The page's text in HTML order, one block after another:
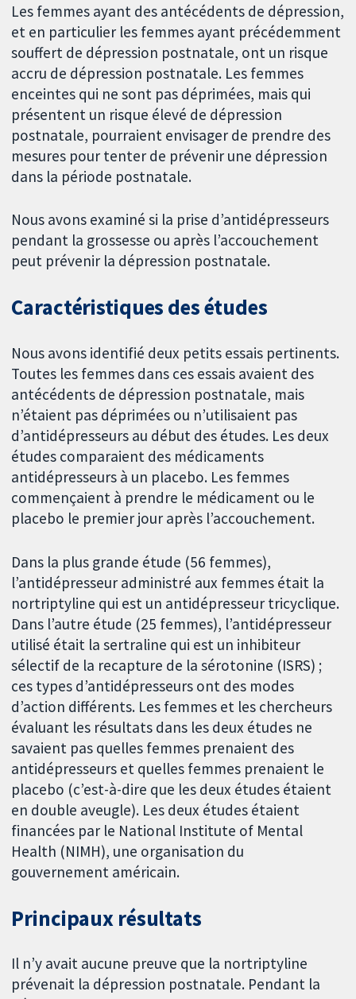
Les femmes ayant des antécédents de dépression,
et en particulier les femmes ayant précédemment
souffert de dépression postnatale, ont un risque
accru de dépression postnatale. Les femmes
enceintes qui ne sont pas déprimées, mais qui
présentent un risque élevé de dépression
postnatale, pourraient envisager de prendre des
mesures pour tenter de prévenir une dépression
dans la période postnatale.
Nous avons examiné si la prise d’antidépresseurs
pendant la grossesse ou après l’accouchement
peut prévenir la dépression postnatale.
Caractéristiques des études
Nous avons identifié deux petits essais pertinents.
Toutes les femmes dans ces essais avaient des
antécédents de dépression postnatale, mais
n’étaient pas déprimées ou n’utilisaient pas
d’antidépresseurs au début des études. Les deux
études comparaient des médicaments
antidépresseurs à un placebo. Les femmes
commençaient à prendre le médicament ou le
placebo le premier jour après l’accouchement.
Dans la plus grande étude (56 femmes),
l’antidépresseur administré aux femmes était la
nortriptyline qui est un antidépresseur tricyclique.
Dans l’autre étude (25 femmes), l’antidépresseur
utilisé était la sertraline qui est un inhibiteur
sélectif de la recapture de la sérotonine (ISRS) ;
ces types d’antidépresseurs ont des modes
d’action différents. Les femmes et les chercheurs
évaluant les résultats dans les deux études ne
savaient pas quelles femmes prenaient des
antidépresseurs et quelles femmes prenaient le
placebo (c’est-à-dire que les deux études étaient
en double aveugle). Les deux études étaient
financées par le National Institute of Mental
Health (NIMH), une organisation du
gouvernement américain.
Principaux résultats
Il n’y avait aucune preuve que la nortriptyline
prévenait la dépression postnatale. Pendant la